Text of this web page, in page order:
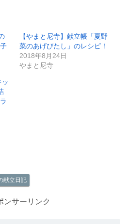
【やまと尼寺】献立帳「夏野
菜のあげびたし」のレシピ！
2018年8月24日
やまと尼寺
献立日記
ンサーリンク